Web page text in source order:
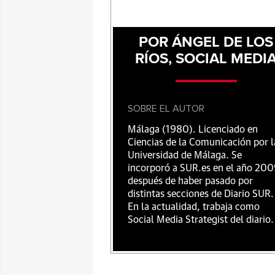
POR ÁNGEL DE LOS
RÍOS, SOCIAL
SOBRE EL AUTOR
Málaga (1980). Licenciado en
Ciencias de la Comunicación por
Universidad de Málaga. Se
incorporó a SUR.es en el año
después de haber pasado por
distintas secciones de Diario SUR.
En la actualidad, trabaja como
Social Media Strategist del diario.